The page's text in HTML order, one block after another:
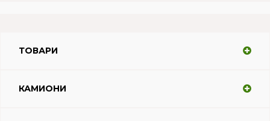
ТОВАРИ
КАМИОНИ